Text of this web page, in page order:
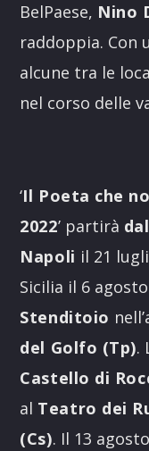
BelPaese, Nino
raddoppia. Con
alcune tra le
nel corso delle
‘Il Poeta che
2022’ partirà
Napoli il 21
Sicilia il 6
Stenditoio
del Golfo (Tp).
Castello di
al Teatro dei
(Cs). Il 13